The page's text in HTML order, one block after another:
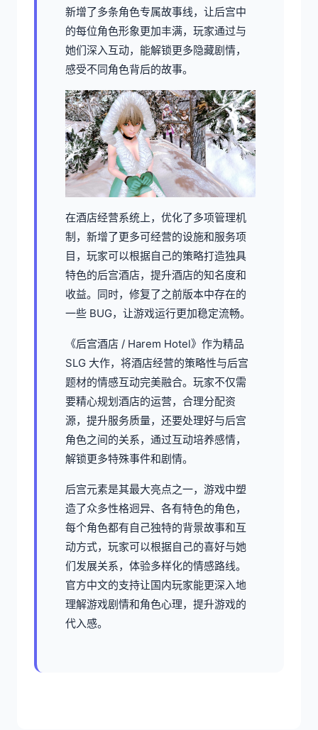
新增了多条角色专属故事线，让后宫中
的每位角色形象更加丰满，玩家通过与
她们深入互动，能解锁更多隐藏剧情，
感受不同角色背后的故事。
在酒店经营系统上，优化了多项管理机
制，新增了更多可经营的设施和服务项
目，玩家可以根据自己的策略打造独具
特色的后宫酒店，提升酒店的知名度和
收益。同时，修复了之前版本中存在的
一些 BUG，让游戏运行更加稳定流畅。
《后宫酒店 / Harem Hotel》作为精品
SLG 大作，将酒店经营的策略性与后宫
题材的情感互动完美融合。玩家不仅需
要精心规划酒店的运营，合理分配资
源，提升服务质量，还要处理好与后宫
角色之间的关系，通过互动培养感情，
解锁更多特殊事件和剧情。
后宫元素是其最大亮点之一，游戏中塑
造了众多性格迥异、各有特色的角色，
每个角色都有自己独特的背景故事和互
动方式，玩家可以根据自己的喜好与她
们发展关系，体验多样化的情感路线。
官方中文的支持让国内玩家能更深入地
理解游戏剧情和角色心理，提升游戏的
代入感。